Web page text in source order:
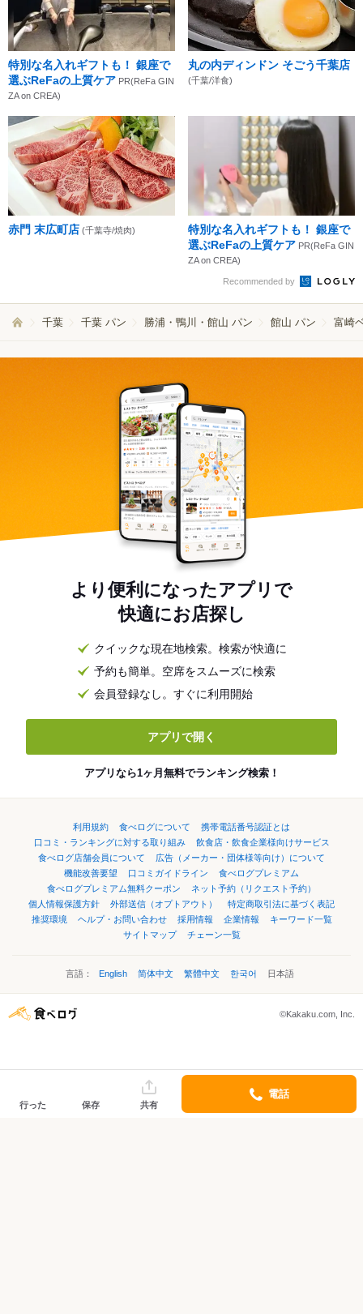
特別な名入れギフトも！ 銀座で
選ぶReFaの上質ケア PR(ReFa GIN
ZA on CREA)
丸の内ディンドン そごう千葉店
(千葉/洋食)
赤門 末広町店 (千葉寺/焼肉)
特別な名入れギフトも！ 銀座で
選ぶReFaの上質ケア PR(ReFa GIN
ZA on CREA)
Recommended by
千葉 千葉 パン 勝浦・鴨川・館山 パン 館山 パン 富崎
より便利になったアプリで
快適にお店探し
クイックな現在地検索。検索が快適に
予約も簡単。空席をスムーズに検索
会員登録なし。すぐに利用開始
アプリで開く
アプリなら1ヶ月無料でランキング検索！
利用規約 食べログについて
携帯電話番号認証とは
口コミ・ランキングに対する取り組み
飲食店・飲食企業様向けサービス
食べログ店舗会員について
広告（メーカー・団体様等向け）について
機能改善要望
口コミガイドライン
食べログプレミアム
食べログプレミアム無料クーポン
ネット予約（リクエスト予約）
個人情報保護方針
外部送信（オプトアウト）
特定商取引法に基づく表記
推奨環境
ヘルプ・お問い合わせ 採用情報 企業情報
キーワード一覧
サイトマップ
チェーン一覧
言語： English 简体中文 繁體中文 한국어 日本語
©Kakaku.com, Inc.
行った 保存 共有
電話